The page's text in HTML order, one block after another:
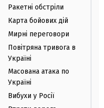
Ракетні обстріли
Карта бойових дій
Мирні переговори
Повітряна тривога в
Україні
Масована атака по
Україні
Вибухи у Росії